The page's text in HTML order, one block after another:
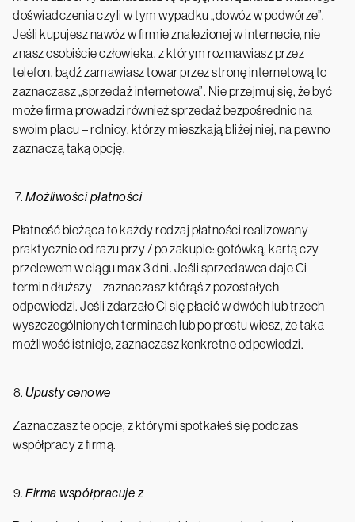
doświadczenia czyli w tym wypadku „dowóz w podwórze”.
Jeśli kupujesz nawóz w firmie znalezionej w internecie, nie
znasz osobiście człowieka, z którym rozmawiasz przez
telefon, bądź zamawiasz towar przez stronę internetową to
zaznaczasz „sprzedaż internetowa”. Nie przejmuj się, że być
może firma prowadzi również sprzedaż bezpośrednio na
swoim placu – rolnicy, którzy mieszkają bliżej niej, na pewno
zaznaczą taką opcję.
Możliwości płatności
Płatność bieżąca to każdy rodzaj płatności realizowany
praktycznie od razu przy / po zakupie: gotówką, kartą czy
przelewem w ciągu max 3 dni. Jeśli sprzedawca daje Ci
termin dłuższy – zaznaczasz którąś z pozostałych
odpowiedzi. Jeśli zdarzało Ci się płacić w dwóch lub trzech
wyszczególnionych terminach lub po prostu wiesz, że taka
możliwość istnieje, zaznaczasz konkretne odpowiedzi.
Upusty cenowe
Zaznaczasz te opcje, z którymi spotkałeś się podczas
współpracy z firmą.
Firma współpracuje z